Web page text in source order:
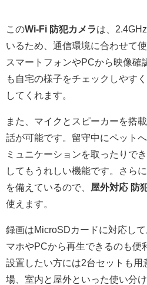
このWi-Fi 防犯カメラは、
いるため、通信環境に合わせて
スマートフォンやPCから映像確
も自宅の様子をチェックしやす
してくれます。
また、マイクとスピーカーを搭
話が可能です。留守中にペット
ミュニケーションを取ったりで
してもうれしい機能です。さら
を備えているので、
屋外対応 防
使えます。
録画はMicroSDカードに対応し
マホやPCから再生できるのも便
設置したい方には2台セットも用
場、室内と屋外といった使い分